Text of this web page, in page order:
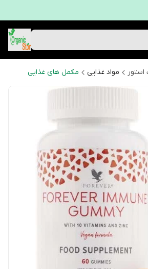
استور مواد غذایی مکمل های غذایی